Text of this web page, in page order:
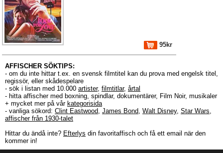
95kr
AFFISCHER SÖKTIPS:
- om du inte hittar t.ex. en svensk filmtitel kan du prova med engelsk titel,
regissör, eller skådespelare
- sök i listan med 10.000 artister, filmtitlar, årtal
- hitta affischer med boxning, spindlar, dokumentärer, Film Noir, musikaler
+ mycket mer på vår kategorisida
- vanliga sökord: Clint Eastwood, James Bond, Walt Disney, Star Wars,
affischer från 1930-talet
Hittar du ändå inte? Efterlys din favoritaffisch och få ett email när den
kommer in!